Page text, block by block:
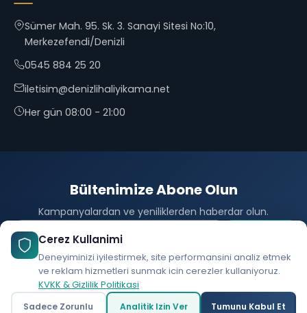
Sümer Mah. 95. Sk. 3. Sanayi Sitesi No:10,
Merkezefendi/Denizli
0545 884 25 20
iletisim@denizlihaliyikama.net
Her gün 08:00 - 21:00
Bültenimize Abone Olun
Kampanyalardan ve yeniliklerden haberdar olun.
© 2026 Denizli25 Halı Yıkama. Tüm hakları saklıdır.
Ara WhatsApp Yol Tarifi
Cerez Kullanimi
Deneyiminizi iyilestirmek, site performansini analiz etmek
ve reklam hizmetleri sunmak icin cerezler kullaniyoruz.
KVKK & Gizlilik Politikasi
Sadece Zorunlu Analitik Izin Ver Tumunu Kabul Et